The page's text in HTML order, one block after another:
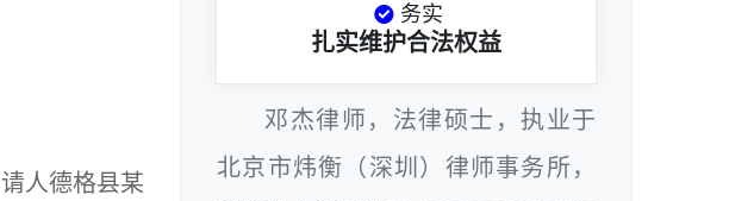
人德格县某
务实
扎实维护合法权益
邓杰律师，法律硕士，执业于
北京市炜衡（深圳）律师事务所，